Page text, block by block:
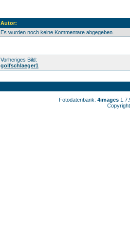
Autor:
Es wurden noch keine Kommentare abgegeben.
Vorheriges Bild:
golfschlaeger1
Fotodatenbank: 4images